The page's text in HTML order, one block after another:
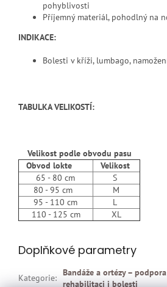
pohyblivosti
Příjemný materiál, pohodlný na
INDIKACE:
Bolesti v kříži, lumbago,
TABULKA VELIKOSTÍ:
Velikost podle obvodu pasu
Obvod lokte
Velikost
65 - 80 cm
S
80 - 95 cm
M
95 - 110 cm
L
110 - 125 cm
XL
Doplňkové parametry
Kategorie: Bandáže a ortézy –
rehabilitaci i bolesti